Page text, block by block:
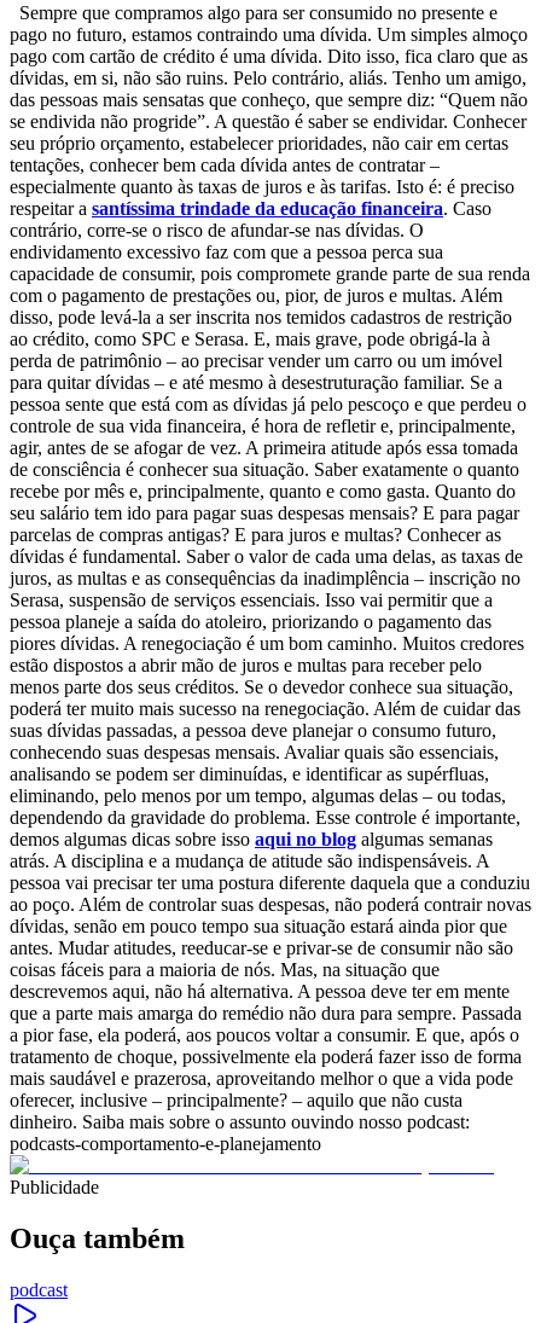
Sempre que compramos algo para ser consumido no presente e
pago no futuro, estamos contraindo uma dívida. Um simples almoço
pago com cartão de crédito é uma dívida. Dito isso, fica claro que as
dívidas, em si, não são ruins. Pelo contrário, aliás. Tenho um amigo,
das pessoas mais sensatas que conheço, que sempre diz: “Quem não
se endivida não progride”. A questão é saber se endividar. Conhecer
seu próprio orçamento, estabelecer prioridades, não cair em certas
tentações, conhecer bem cada dívida antes de contratar –
especialmente quanto às taxas de juros e às tarifas. Isto é: é preciso
respeitar a santíssima trindade da educação financeira. Caso
contrário, corre-se o risco de afundar-se nas dívidas. O
endividamento excessivo faz com que a pessoa perca sua
capacidade de consumir, pois compromete grande parte de sua renda
com o pagamento de prestações ou, pior, de juros e multas. Além
disso, pode levá-la a ser inscrita nos temidos cadastros de restrição
ao crédito, como SPC e Serasa. E, mais grave, pode obrigá-la à
perda de patrimônio – ao precisar vender um carro ou um imóvel
para quitar dívidas – e até mesmo à desestruturação familiar. Se a
pessoa sente que está com as dívidas já pelo pescoço e que perdeu o
controle de sua vida financeira, é hora de refletir e, principalmente,
agir, antes de se afogar de vez. A primeira atitude após essa tomada
de consciência é conhecer sua situação. Saber exatamente o quanto
recebe por mês e, principalmente, quanto e como gasta. Quanto do
seu salário tem ido para pagar suas despesas mensais? E para pagar
parcelas de compras antigas? E para juros e multas? Conhecer as
dívidas é fundamental. Saber o valor de cada uma delas, as taxas de
juros, as multas e as consequências da inadimplência – inscrição no
Serasa, suspensão de serviços essenciais. Isso vai permitir que a
pessoa planeje a saída do atoleiro, priorizando o pagamento das
piores dívidas. A renegociação é um bom caminho. Muitos credores
estão dispostos a abrir mão de juros e multas para receber pelo
menos parte dos seus créditos. Se o devedor conhece sua situação,
poderá ter muito mais sucesso na renegociação. Além de cuidar das
suas dívidas passadas, a pessoa deve planejar o consumo futuro,
conhecendo suas despesas mensais. Avaliar quais são essenciais,
analisando se podem ser diminuídas, e identificar as supérfluas,
eliminando, pelo menos por um tempo, algumas delas – ou todas,
dependendo da gravidade do problema. Esse controle é importante,
demos algumas dicas sobre isso aqui no blog algumas semanas
atrás. A disciplina e a mudança de atitude são indispensáveis. A
pessoa vai precisar ter uma postura diferente daquela que a conduziu
ao poço. Além de controlar suas despesas, não poderá contrair novas
dívidas, senão em pouco tempo sua situação estará ainda pior que
antes. Mudar atitudes, reeducar-se e privar-se de consumir não são
coisas fáceis para a maioria de nós. Mas, na situação que
descrevemos aqui, não há alternativa. A pessoa deve ter em mente
que a parte mais amarga do remédio não dura para sempre. Passada
a pior fase, ela poderá, aos poucos voltar a consumir. E que, após o
tratamento de choque, possivelmente ela poderá fazer isso de forma
mais saudável e prazerosa, aproveitando melhor o que a vida pode
oferecer, inclusive – principalmente? – aquilo que não custa
dinheiro. Saiba mais sobre o assunto ouvindo nosso podcast:
podcasts-comportamento-e-planejamento
Publicidade
Ouça também
podcast